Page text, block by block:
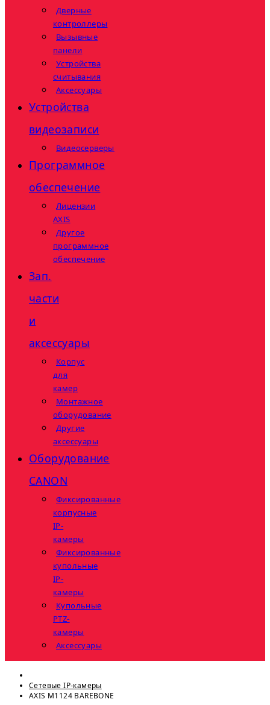
Дверные
контроллеры
Вызывные
панели
Устройства
считывания
Аксессуары
Устройства
видеозаписи
Видеосерверы
Программное
обеспечение
Лицензии
AXIS
Другое
программное
обеспечение
Зап.
части
и
аксессуары
Корпус
для
камер
Монтажное
оборудование
Другие
аксессуары
Оборудование
CANON
Фиксированные
корпусные
IP-
камеры
Фиксированные
купольные
IP-
камеры
Купольные
PTZ-
камеры
Аксессуары
Сетевые IP-камеры
AXIS M1124 BAREBONE